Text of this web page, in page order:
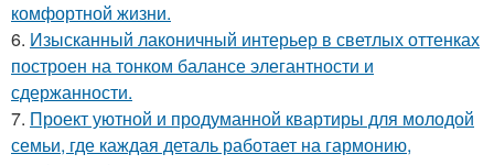
комфортной жизни.
6. Изысканный лаконичный интерьер в светлых оттенках
построен на тонком балансе элегантности и
сдержанности.
7. Проект уютной и продуманной квартиры для молодой
семьи, где каждая деталь работает на гармонию,